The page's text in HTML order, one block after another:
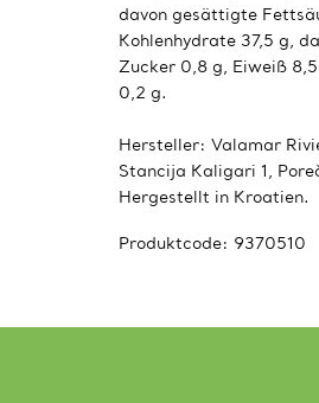
davon gesättigte
Kohlenhydrate 37,5 g,
Zucker 0,8 g, Eiweiß
0,2 g.
Hersteller: Valamar
Stancija Kaligari 1,
Hergestellt in Kroatien.
Produktcode: 9370510